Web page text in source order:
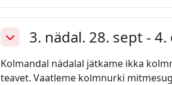
Ahenda3. nädal. 28. sept - 4.
Kolmandal nädalal jätkame ikka
teavet. Vaatleme kolmnurki